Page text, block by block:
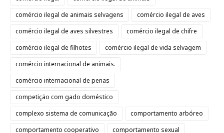
comércio ilegal de animais selvagens
comércio ilegal de aves
comércio ilegal de aves silvestres
comércio ilegal de chifre
comércio ilegal de filhotes
comércio ilegal de vida selvagem
comércio internacional de animais.
comércio internacional de penas
competição com gado doméstico
complexo sistema de comunicação
comportamento arbóreo
comportamento cooperativo
comportamento sexual